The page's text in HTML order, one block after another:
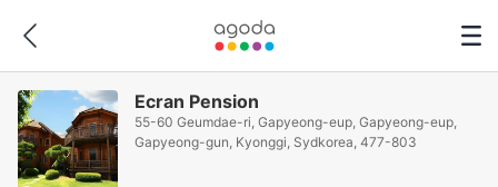
Ecran Pension
55-60 Geumdae-ri, Gapyeong-eup, Gapyeong-eup,
Gapyeong-gun, Kyonggi, Sydkorea, 477-803